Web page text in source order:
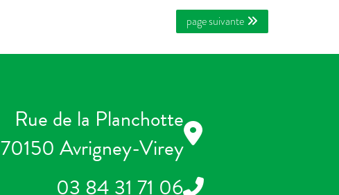
page suivante
Rue de la Planchotte
70150 Avrigney-Virey
03 84 31 71 06